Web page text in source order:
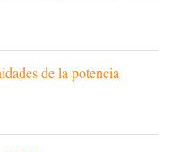
de la potencia